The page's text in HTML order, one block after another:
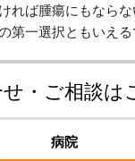
れば腫瘍にもなら
第一選択ともいえる
・ご相談は
病院